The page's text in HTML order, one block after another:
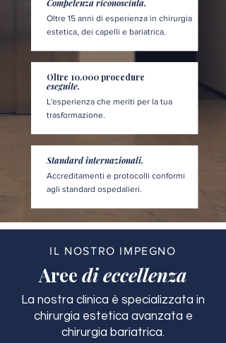
Competenza riconosciuta.
Oltre 15 anni di esperienza in chirurgia
estetica, dei capelli e bariatrica.
Oltre 10.000 procedure
eseguite.
L'esperienza che meriti per la tua
trasformazione.
Standard internazionali.
Accreditamenti e protocolli conformi
agli standard ospedalieri.
IL NOSTRO IMPEGNO
Aree di eccellenza
La nostra clinica è specializzata in
chirurgia estetica avanzata e
chirurgia bariatrica.